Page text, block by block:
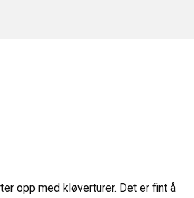
opp med kløverturer. Det er fint å